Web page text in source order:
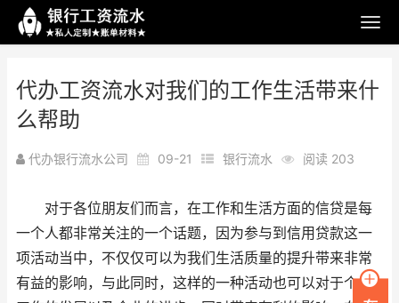
代办工资流水对我们的工作生活带来什
么帮助
代办银行流水公司 09-21 银行流水 阅读 203
对于各位朋友们而言，在工作和生活方面的信贷是每
一个人都非常关注的一个话题，因为参与到信用贷款这一
项活动当中，不仅仅可以为我们生活质量的提升带来非常
有益的影响，与此同时，这样的一种活动也可以对于个人